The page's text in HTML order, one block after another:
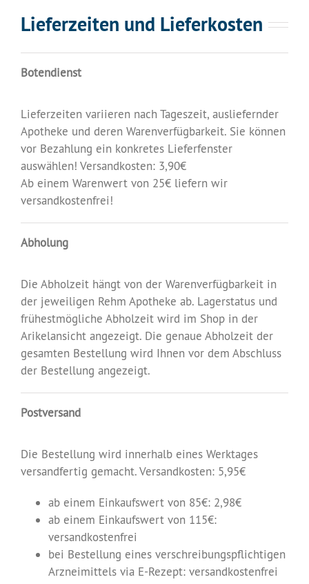
Lieferzeiten und Lieferkosten
Botendienst
Lieferzeiten variieren nach Tageszeit, ausliefernder
Apotheke und deren Warenverfügbarkeit. Sie können
vor Bezahlung ein konkretes Lieferfenster
auswählen! Versandkosten: 3,90€
Ab einem Warenwert von 25€ liefern wir
versandkostenfrei!
Abholung
Die Abholzeit hängt von der Warenverfügbarkeit in
der jeweiligen Rehm Apotheke ab. Lagerstatus und
frühestmögliche Abholzeit wird im Shop in der
Arikelansicht angezeigt. Die genaue Abholzeit der
gesamten Bestellung wird Ihnen vor dem Abschluss
der Bestellung angezeigt.
Postversand
Die Bestellung wird innerhalb eines Werktages
versandfertig gemacht. Versandkosten: 5,95€
ab einem Einkaufswert von 85€: 2,98€
ab einem Einkaufswert von 115€:
versandkostenfrei
bei Bestellung eines verschreibungspflichtigen
Arzneimittels via E-Rezept: versandkostenfrei